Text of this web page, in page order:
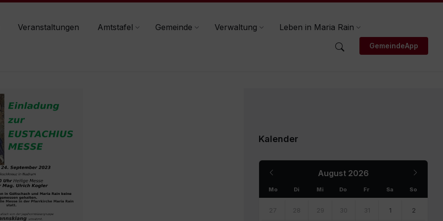
Veranstaltungen Amtstafel Gemeinde Verwaltung Leben in Maria Rain
GemeindeApp
Kalender
August 2026
Month
Mo Di Mi Do Fr Sa So
calendar
27 28 29 30 31 1 2